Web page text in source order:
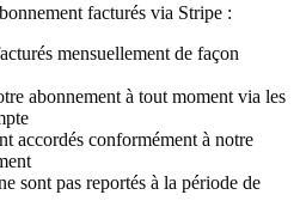
facturés via Stripe :
mensuellement de façon
abonnement à tout moment via les
accordés conformément à notre
sont pas reportés à la période de